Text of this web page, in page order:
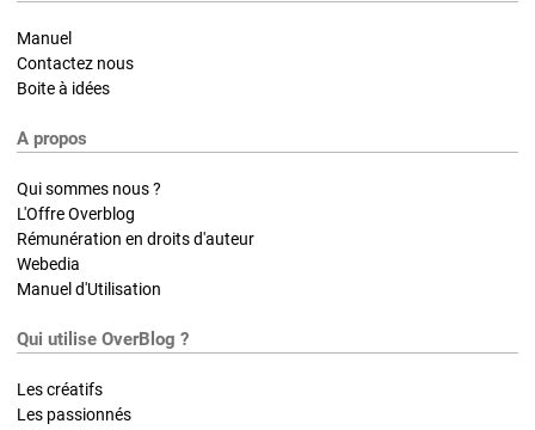
Manuel
Contactez nous
Boite à idées
A propos
Qui sommes nous ?
L'Offre Overblog
Rémunération en droits d'auteur
Webedia
Manuel d'Utilisation
Qui utilise OverBlog ?
Les créatifs
Les passionnés